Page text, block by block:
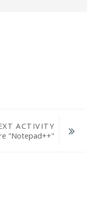
ACTIVITY
"Notepad++"